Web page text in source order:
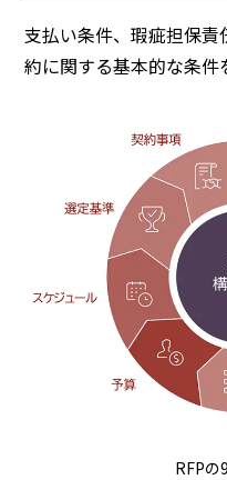
支払い条件、瑕疵担保
約に関する基本的な条件
RFPの